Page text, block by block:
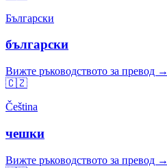
Български
български
Вижте ръководството за превод →
🇨🇿
Čeština
чешки
Вижте ръководството за превод →